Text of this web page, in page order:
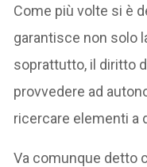
Come più volte si è
garantisce non solo
soprattutto, il diritto
provvedere ad
ricercare elementi a
Va comunque detto